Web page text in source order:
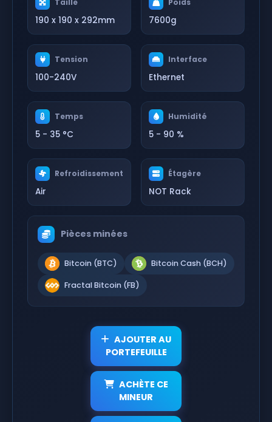
190 x 190 x 292mm 7600g
Tension
100-240V
Interface
Ethernet
Temps
5 - 35 °C
Humidité
5 - 90 %
Refroidissement
Air
Étagère
NOT Rack
Pièces minées
Bitcoin (BTC) Bitcoin Cash (BCH)
Fractal Bitcoin (FB)
AJOUTER AU
PORTEFEUILLE
ACHÈTE CE
MINEUR